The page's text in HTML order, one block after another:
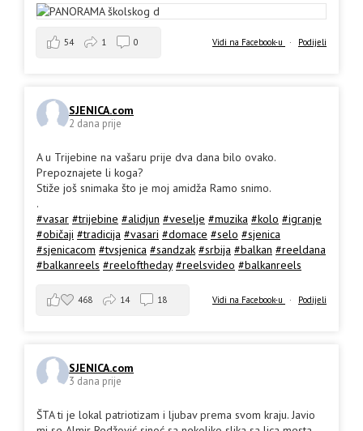
Vidi na Facebook-u · Podijeli
54 1 0
SJENICA.com
2 dana prije
A u Trijebine na vašaru prije dva dana bilo ovako.
Prepoznajete li koga?
Stiže još snimaka što je moj amidža Ramo snimo.
.
#vasar #trijebine #alidjun #veselje #muzika #kolo #igranje
#običaji #tradicija #vasari #domace #selo #sjenica
#sjenicacom #tvsjenica #sandzak #srbija #balkan #reeldana
#balkanreels #reeloftheday #reelsvideo #balkanreels
Vidi na Facebook-u · Podijeli
468 14 18
SJENICA.com
3 dana prije
ŠTA ti je lokal patriotizam i ljubav prema svom kraju. Javio